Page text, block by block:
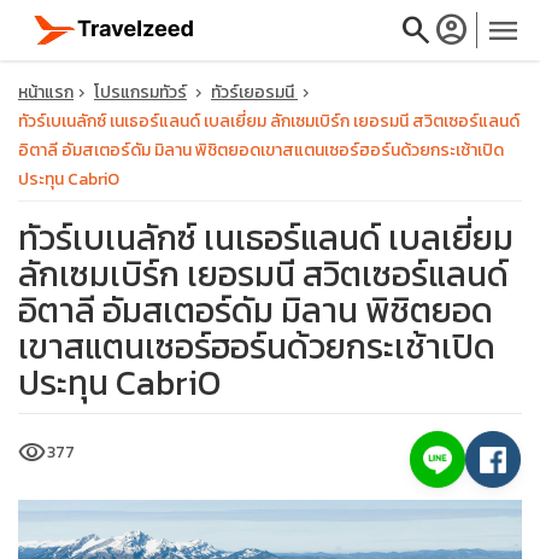
searchaccount_circle menu
travel_explore
calendar_month
หน้าแรก โปรแกรมทัวร์
ทัวร์เยอรมนี
ทัวร์เบเนลักซ์ เนเธอร์แลนด์ เบลเยี่ยม ลักเซมเบิร์ก เยอรมนี สวิตเซอร์แลนด์
อิตาลี อัมสเตอร์ดัม มิลาน พิชิตยอดเขาสแตนเซอร์ฮอร์นด้วยกระเช้าเปิด
ประทุน CabriO
ทัวร์เบเนลักซ์ เนเธอร์แลนด์ เบลเยี่ยม
ลักเซมเบิร์ก เยอรมนี สวิตเซอร์แลนด์
อิตาลี อัมสเตอร์ดัม มิลาน พิชิตยอด
เขาสแตนเซอร์ฮอร์นด้วยกระเช้าเปิด
ประทุน CabriO
visibility377